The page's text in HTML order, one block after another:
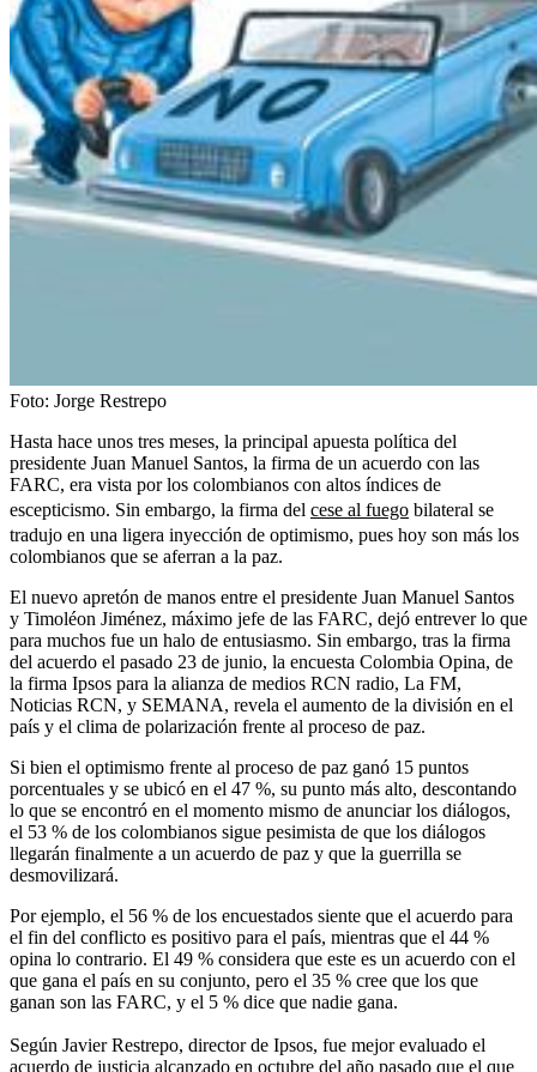
Foto: Jorge Restrepo
Hasta hace unos tres meses, la principal apuesta política del
presidente Juan Manuel Santos, la firma de un acuerdo con las
FARC, era vista por los colombianos con altos índices de
escepticismo. Sin embargo, la firma del cese al fuego bilateral se
tradujo en una ligera inyección de optimismo, pues hoy son más los
colombianos que se aferran a la paz.
El nuevo apretón de manos entre el presidente Juan Manuel Santos
y Timoléon Jiménez, máximo jefe de las FARC, dejó entrever lo que
para muchos fue un halo de entusiasmo. Sin embargo, tras la firma
del acuerdo el pasado 23 de junio, la encuesta Colombia Opina, de
la firma Ipsos para la alianza de medios RCN radio, La FM,
Noticias RCN, y SEMANA, revela el aumento de la división en el
país y el clima de polarización frente al proceso de paz.
Si bien el optimismo frente al proceso de paz ganó 15 puntos
porcentuales y se ubicó en el 47 %, su punto más alto, descontando
lo que se encontró en el momento mismo de anunciar los diálogos,
el 53 % de los colombianos sigue pesimista de que los diálogos
llegarán finalmente a un acuerdo de paz y que la guerrilla se
desmovilizará.
Por ejemplo, el 56 % de los encuestados siente que el acuerdo para
el fin del conflicto es positivo para el país, mientras que el 44 %
opina lo contrario. El 49 % considera que este es un acuerdo con el
que gana el país en su conjunto, pero el 35 % cree que los que
ganan son las FARC, y el 5 % dice que nadie gana.
Según Javier Restrepo, director de Ipsos, fue mejor evaluado el
acuerdo de justicia alcanzado en octubre del año pasado que el que